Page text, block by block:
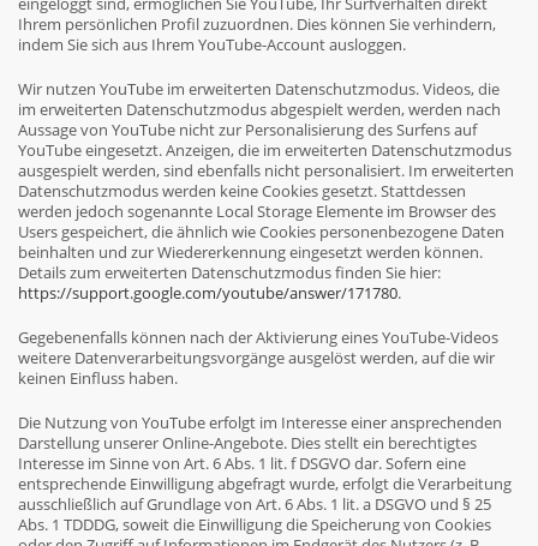
eingeloggt sind, ermöglichen Sie YouTube, Ihr Surfverhalten direkt
Ihrem persönlichen Profil zuzuordnen. Dies können Sie verhindern,
indem Sie sich aus Ihrem YouTube-Account ausloggen.
Wir nutzen YouTube im erweiterten Datenschutzmodus. Videos, die
im erweiterten Datenschutzmodus abgespielt werden, werden nach
Aussage von YouTube nicht zur Personalisierung des Surfens auf
YouTube eingesetzt. Anzeigen, die im erweiterten Datenschutzmodus
ausgespielt werden, sind ebenfalls nicht personalisiert. Im erweiterten
Datenschutzmodus werden keine Cookies gesetzt. Stattdessen
werden jedoch sogenannte Local Storage Elemente im Browser des
Users gespeichert, die ähnlich wie Cookies personenbezogene Daten
beinhalten und zur Wiedererkennung eingesetzt werden können.
Details zum erweiterten Datenschutzmodus finden Sie hier:
https://support.google.com/youtube/answer/171780.
Gegebenenfalls können nach der Aktivierung eines YouTube-Videos
weitere Datenverarbeitungsvorgänge ausgelöst werden, auf die wir
keinen Einfluss haben.
Die Nutzung von YouTube erfolgt im Interesse einer ansprechenden
Darstellung unserer Online-Angebote. Dies stellt ein berechtigtes
Interesse im Sinne von Art. 6 Abs. 1 lit. f DSGVO dar. Sofern eine
entsprechende Einwilligung abgefragt wurde, erfolgt die Verarbeitung
ausschließlich auf Grundlage von Art. 6 Abs. 1 lit. a DSGVO und § 25
Abs. 1 TDDDG, soweit die Einwilligung die Speicherung von Cookies